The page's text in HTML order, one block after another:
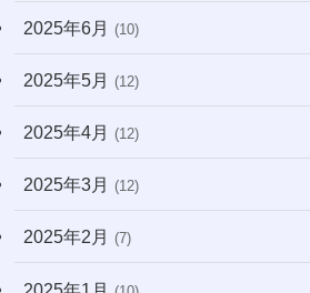
2025年6月 (10)
2025年5月 (12)
2025年4月 (12)
2025年3月 (12)
2025年2月 (7)